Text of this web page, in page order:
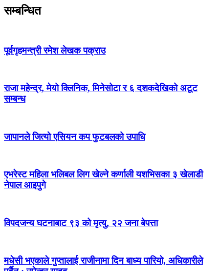
सम्बन्धित
पूर्वगृहमन्त्री रमेश लेखक पक्राउ
राजा महेन्द्र, मेयो क्लिनिक, मिनेसोटा र ६ दशकदेखिको अटूट
सम्बन्ध
जापानले जित्यो एसियन कप फुटबलको उपाधि
एभरेस्ट महिला भलिबल लिग खेल्ने कर्णाली यशभिसका ३ खेलाडी
नेपाल आइपुगे
विपदजन्य घटनाबाट ९३ को मृत्यु, २२ जना बेपत्ता
मधेसी भएकाले गुप्तालाई राजीनामा दिन बाध्य पारियो, अधिकारीले